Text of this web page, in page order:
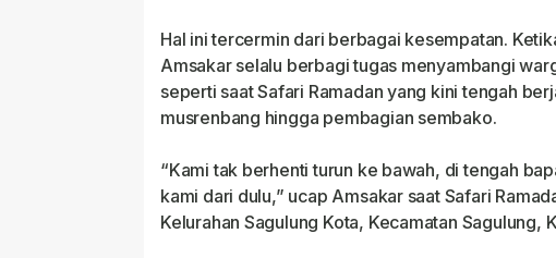
Hal ini tercermin dari berbagai kesempatan.
Amsakar selalu berbagi tugas menyambangi
seperti saat Safari Ramadan yang kini tengah
musrenbang hingga pembagian sembako.
“Kami tak berhenti turun ke bawah, di tengah
kami dari dulu,” ucap Amsakar saat Safari
Kelurahan Sagulung Kota, Kecamatan Sagulung,